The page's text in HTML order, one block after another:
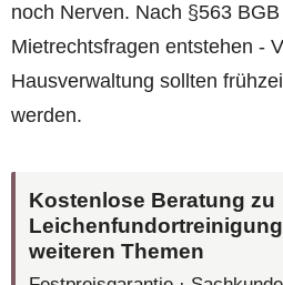
noch Nerven. Nach §563
Mietrechtsfragen entstehen -
Hausverwaltung sollten
werden.
Kostenlose Beratung zu
weiteren Themen